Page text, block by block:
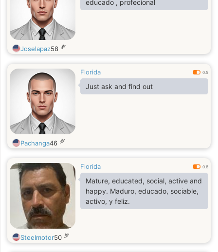
educado , profecional
Joselapaz58 岁
Florida 0.5
Just ask and find out
Pachanga46 岁
Florida 0.6
Mature, educated, social, active and
happy. Maduro, educado, sociable,
activo, y feliz.
Steelmotor50 岁